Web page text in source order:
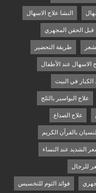
النشا علاج الاسهال
قبل الحقن المجهري
طريقة التحضير
الاسهال عند الأطفال
الكبار في البيت
علاج البواسير بالثلج
علاج الصداع
بالقرآن الكريم
الشديد عند النساء
للرجال
فوائد الثوم للتخسيس